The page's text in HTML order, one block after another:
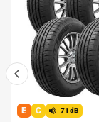
E C 71dB